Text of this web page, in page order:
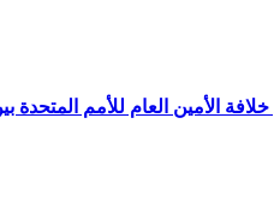
الأمين العام للأمم المتحدة